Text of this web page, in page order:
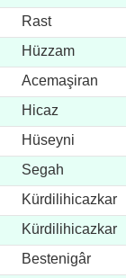
Rast
Hüzzam
Acemaşiran
Hicaz
Hüseyni
Segah
Kürdilihicazkar
Kürdilihicazkar
Bestenigâr